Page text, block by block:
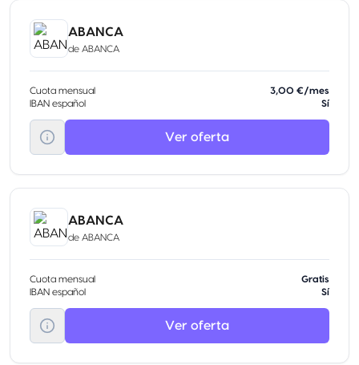
ABANCA
de ABANCA
Cuota mensual
3,00 €/mes
IBAN español
Sí
Ver oferta
ABANCA
de ABANCA
Cuota mensual
Gratis
IBAN español
Sí
Ver oferta